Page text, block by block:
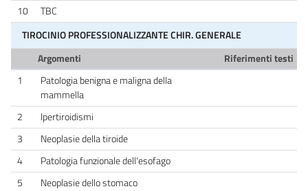
10
TBC
TIROCINIO PROFESSIONALIZZANTE CHIR. GENERALE
Argomenti
Riferimenti testi
1
Patologia benigna e maligna della
mammella
2
Ipertiroidismi
3
Neoplasie della tiroide
4
Patologia funzionale dell'esofago
5
Neoplasie dello stomaco